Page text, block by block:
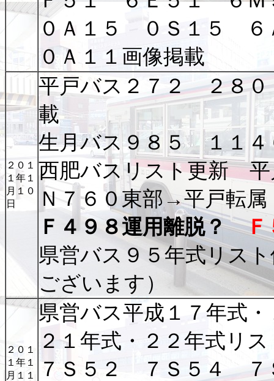
０Ａ１５ ０Ｓ１５ ６
０Ａ１１画像掲載
２０１
１年１
月１０
日
平戸バス２７２ ２８
載
生月バス９８５ １１４
西肥バスリスト更新
Ｎ７６０東部→平戸転属
Ｆ４９８運用離脱？Ｆ
県営バス９５年式リス
ございます）
２０１
１年１
月１１
県営バス平成１７年式
２１年式・２２年式リ
７Ｓ５２ ７Ｓ５４